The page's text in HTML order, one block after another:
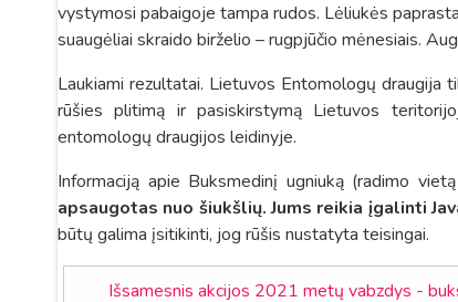
vystymosi pabaigoje tampa rudos. Lėliukės
suaugėliai skraido birželio – rugpjūčio mėnesiais.
Laukiami rezultatai. Lietuvos Entomologų draugija
rūšies plitimą ir pasiskirstymą Lietuvos
entomologų draugijos leidinyje.
Informaciją apie Buksmedinį ugniuką (radimo
apsaugotas nuo šiukšlių. Jums reikia įgalinti
būtų galima įsitikinti, jog rūšis nustatyta teisingai.
Išsamesnis akcijos 2021 metų vabzdys -